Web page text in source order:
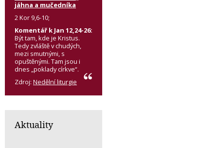
jáhna a mučedníka
2 Kor 9,6-10;
Komentář k Jan 12,24-26:
Být tam, kde je Kristus.
Tedy zvláště v chudých,
mezi smutnými, s
opuštěnými. Tam jsou i
dnes „poklady církve“.
Zdroj: Nedělní liturgie
Aktuality